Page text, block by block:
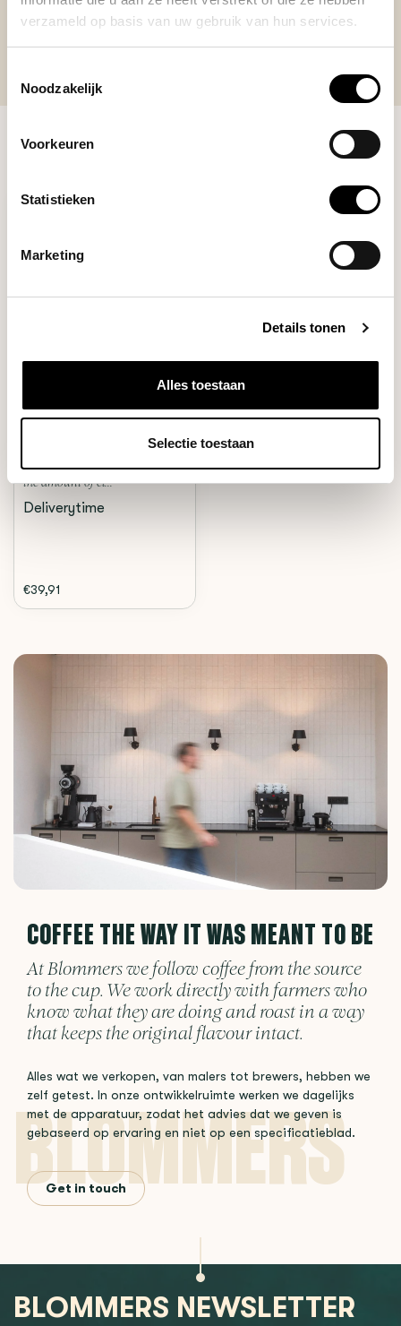
verzameld op basis van uw gebruik van hun services.
Noodzakelijk
Voorkeuren
Statistieken
Marketing
Details tonen
Alles toestaan
Selectie toestaan
Comandante Red Clix doubles
the amount of cl...
Deliverytime
€39,91
COFFEE THE WAY IT WAS MEANT TO BE
At Blommers we follow coffee from the source
to the cup. We work directly with farmers who
know what they are doing and roast in a way
that keeps the original flavour intact.
Alles wat we verkopen, van malers tot brewers, hebben we
zelf getest. In onze ontwikkelruimte werken we dagelijks
met de apparatuur, zodat het advies dat we geven is
gebaseerd op ervaring en niet op een specificatieblad.
Get in touch
BLOMMERS NEWSLETTER